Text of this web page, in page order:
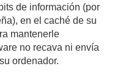
de información (por
en el caché de su
mantenerle
no recava ni envía
ordenador.